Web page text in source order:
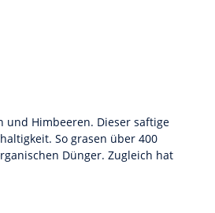
und Himbeeren. Dieser saftige
So grasen über 400
Dünger. Zugleich hat